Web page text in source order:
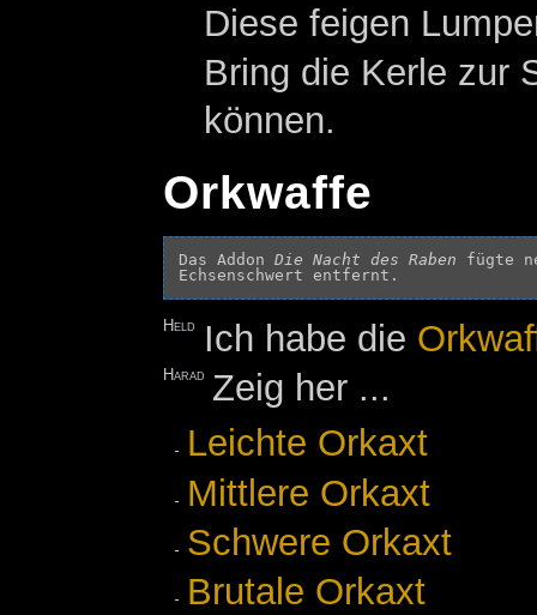
Diese feigen
Bring die Kerle zur
können.
Orkwaffe
Das Addon Die Nacht des Raben fügte
Held Ich habe die
Harad Zeig her ...
Leichte Orkaxt
Mittlere Orkaxt
Schwere Orkaxt
Brutale Orkaxt